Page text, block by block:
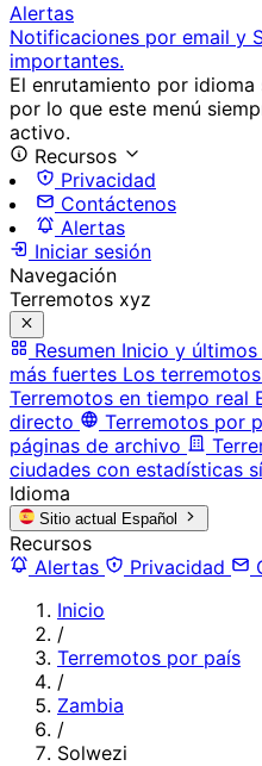
Alertas
Notificaciones por email y
importantes.
El enrutamiento por
por lo que este menú
activo.
Recursos
Privacidad
Contáctenos
Alertas
Iniciar sesión
Navegación
Terremotos xyz
Resumen Inicio y
más fuertes Los
Terremotos en tiempo real
directo
Terremotos por
páginas de archivo
ciudades con estadísticas
Idioma
Sitio actual Español
Recursos
Alertas
Privacidad
Inicio
/
Terremotos por país
/
Zambia
/
Solwezi